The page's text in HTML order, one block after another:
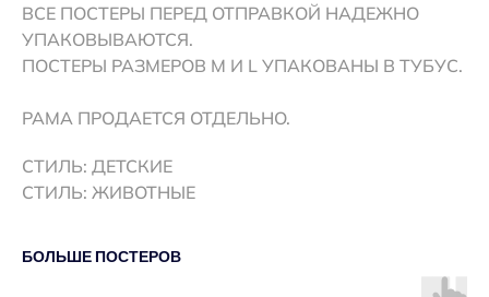
ВСЕ ПОСТЕРЫ ПЕРЕД ОТПРАВКОЙ НАДЕЖНО
УПАКОВЫВАЮТСЯ.
ПОСТЕРЫ РАЗМЕРОВ M И L УПАКОВАНЫ В ТУБУС.
РАМА ПРОДАЕТСЯ ОТДЕЛЬНО.
СТИЛЬ: ДЕТСКИЕ
СТИЛЬ: ЖИВОТНЫЕ
БОЛЬШЕ ПОСТЕРОВ